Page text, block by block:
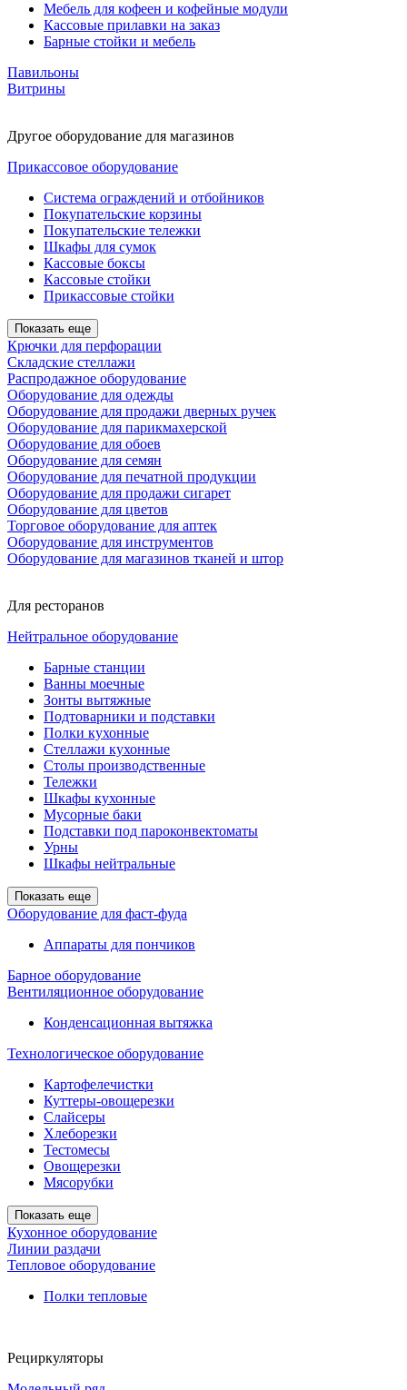
Мебель для кофеен и кофейные модули
Кассовые прилавки на заказ
Барные стойки и мебель
Павильоны
Витрины
Другое оборудование для магазинов
Прикассовое оборудование
Система ограждений и отбойников
Покупательские корзины
Покупательские тележки
Шкафы для сумок
Кассовые боксы
Кассовые стойки
Прикассовые стойки
Показать еще
Крючки для перфорации
Складские стеллажи
Распродажное оборудование
Оборудование для одежды
Оборудование для продажи дверных ручек
Оборудование для парикмахерской
Оборудование для обоев
Оборудование для семян
Оборудование для печатной продукции
Оборудование для продажи сигарет
Оборудование для цветов
Торговое оборудование для аптек
Оборудование для инструментов
Оборудование для магазинов тканей и штор
Для ресторанов
Нейтральное оборудование
Барные станции
Ванны моечные
Зонты вытяжные
Подтоварники и подставки
Полки кухонные
Стеллажи кухонные
Столы производственные
Тележки
Шкафы кухонные
Мусорные баки
Подставки под пароконвектоматы
Урны
Шкафы нейтральные
Показать еще
Оборудование для фаст-фуда
Аппараты для пончиков
Барное оборудование
Вентиляционное оборудование
Конденсационная вытяжка
Технологическое оборудование
Картофелечистки
Куттеры-овощерезки
Слайсеры
Хлеборезки
Тестомесы
Овощерезки
Мясорубки
Показать еще
Кухонное оборудование
Линии раздачи
Тепловое оборудование
Полки тепловые
Рециркуляторы